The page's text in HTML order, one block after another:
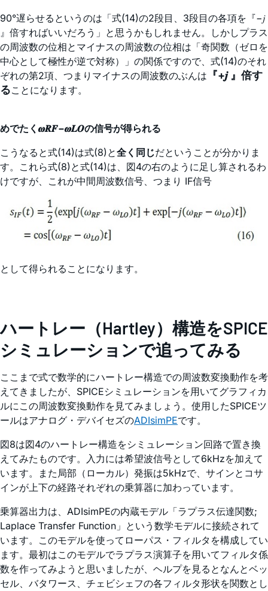
90°遅らせるというのは「式(14)の2段目、3段目の各項を『−𝑗
』倍すればいいだろう」と思うかもしれません。しかしプラス
の周波数の位相とマイナスの周波数の位相は「奇関数（ゼロを
中心として極性が逆で対称）」の関係ですので、式(14)のそれ
ぞれの第2項、つまりマイナスの周波数のぶんは 『+𝒋 』倍す
ることになります。
めでたく𝝎𝑹𝑭−𝝎𝑳𝑶の信号が得られる
こうなると式(14)は式(8)と全く同じだということが分かりま
す。これら式(8)と式(14)は、図4の右のように足し算されるわ
けですが、これが中間周波数信号、つまり IF信号
として得られることになります。
ハートレー（Hartley）構造をSPICE
シミュレーションで追ってみる
ここまで式で数学的にハートレー構造での周波数変換動作を考
えてきましたが、SPICEシミュレーションを用いてグラフィカ
ルにこの周波数変換動作を見てみましょう。使用したSPICEツ
ールはアナログ・デバイセズのADIsimPEです。
図8は図4のハートレー構造をシミュレーション回路で置き換
えてみたものです。入力には希望波信号として6kHzを加えて
います。また局部（ローカル）発振は5kHzで、サインとコサ
インが上下の経路それぞれの乗算器に加わっています。
乗算器出力は、ADIsimPEの内蔵モデル「ラプラス伝達関数;
Laplace Transfer Function」という数学モデルに接続されて
います。このモデルを使ってローパス・フィルタを構成してい
ます。最初はこのモデルでラプラス演算子を用いてフィルタ係
数を作ってみようと思いましたが、ヘルプを見るとなんとベッ
セル、バタワース、チェビシェフの各フィルタ形状を関数とし